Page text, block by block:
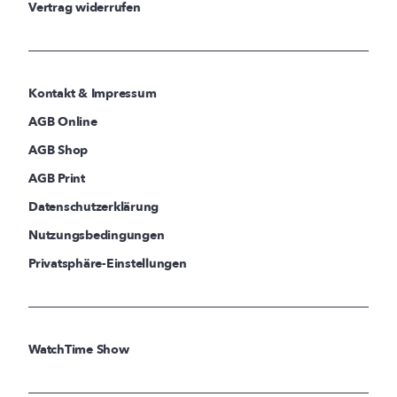
Vertrag widerrufen
Kontakt & Impressum
AGB Online
AGB Shop
AGB Print
Datenschutzerklärung
Nutzungsbedingungen
Privatsphäre-Einstellungen
WatchTime Show